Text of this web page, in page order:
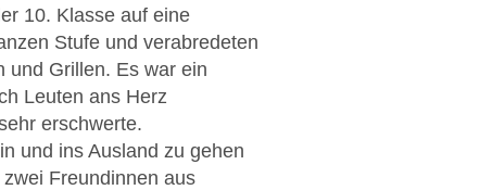
10. Klasse auf eine
Stufe und verabredeten
und Grillen. Es war ein
Leuten ans Herz
erschwerte.
und ins Ausland zu gehen
Freundinnen aus